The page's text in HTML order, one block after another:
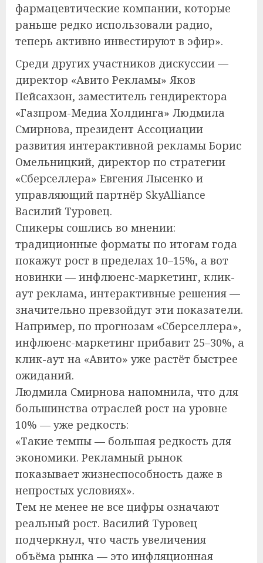
фармацевтические компании, которые
раньше редко использовали радио,
теперь активно инвестируют в эфир».
Среди других участников дискуссии —
директор «Авито Рекламы» Яков
Пейсахзон, заместитель гендиректора
«Газпром-Медиа Холдинга» Людмила
Смирнова, президент Ассоциации
развития интерактивной рекламы Борис
Омельницкий, директор по стратегии
«Сберселлера» Евгения Лысенко и
управляющий партнёр SkyAlliance
Василий Туровец.
Спикеры сошлись во мнении:
традиционные форматы по итогам года
покажут рост в пределах 10–15%, а вот
новинки — инфлюенс-маркетинг, клик-
аут реклама, интерактивные решения —
значительно превзойдут эти показатели.
Например, по прогнозам «Сберселлера»,
инфлюенс-маркетинг прибавит 25–30%, а
клик-аут на «Авито» уже растёт быстрее
ожиданий.
Людмила Смирнова напомнила, что для
большинства отраслей рост на уровне
10% — уже редкость:
«Такие темпы — большая редкость для
экономики. Рекламный рынок
показывает жизнеспособность даже в
непростых условиях».
Тем не менее не все цифры означают
реальный рост. Василий Туровец
подчеркнул, что часть увеличения
объёма рынка — это инфляционная